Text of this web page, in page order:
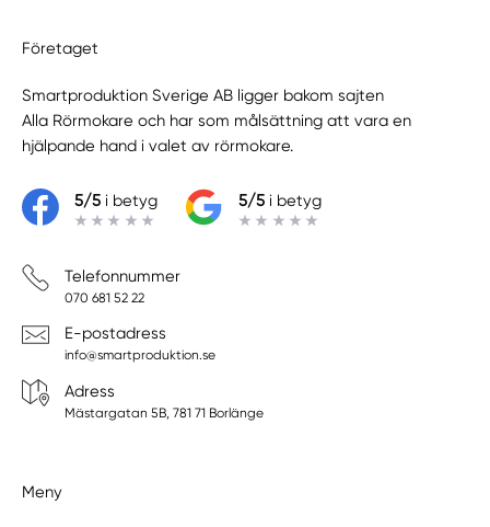
Företaget
Smartproduktion Sverige AB ligger bakom sajten
Alla Rörmokare och har som målsättning att vara en
hjälpande hand i valet av rörmokare.
5/5i betyg 5/5i betyg
Telefonnummer
070 681 52 22
E-postadress
info@smartproduktion.se
Adress
Mästargatan 5B, 781 71 Borlänge
Meny